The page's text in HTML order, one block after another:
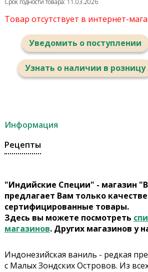
Срок годности товара: 11.03.2026
Товар отсутствует в интернет-
Уведомить о поступлении
Узнать о наличии в розницу
Информация
Рецепты
"Индийские Специи" - магазин
предлагает Вам только
сертифицированные товары.
Здесь вы можете посмотреть
магазинов. Других магазинов у
Индонезийская ваниль - редкая
с Малых Зондских Островов. Из